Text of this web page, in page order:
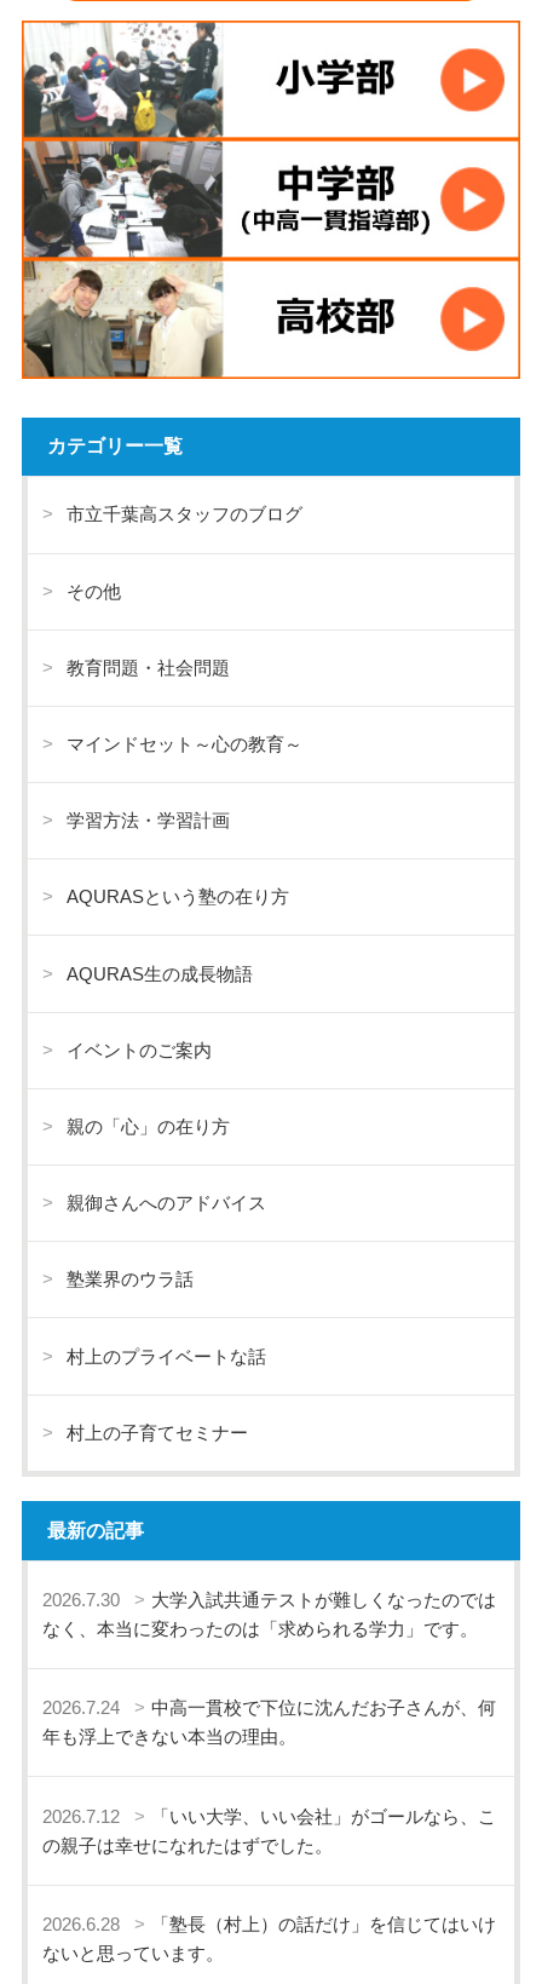
カテゴリー一覧
市立千葉高スタッフのブログ
その他
教育問題・社会問題
マインドセット～心の教育～
学習方法・学習計画
AQURASという塾の在り方
AQURAS生の成長物語
イベントのご案内
親の「心」の在り方
親御さんへのアドバイス
塾業界のウラ話
村上のプライベートな話
村上の子育てセミナー
最新の記事
2026.7.30
大学入試共通テストが難しくなったのでは
なく、本当に変わったのは「求められる学力」です。
2026.7.24
中高一貫校で下位に沈んだお子さんが、何
年も浮上できない本当の理由。
2026.7.12
「いい大学、いい会社」がゴールなら、こ
の親子は幸せになれたはずでした。
2026.6.28
「塾長（村上）の話だけ」を信じてはいけ
ないと思っています。